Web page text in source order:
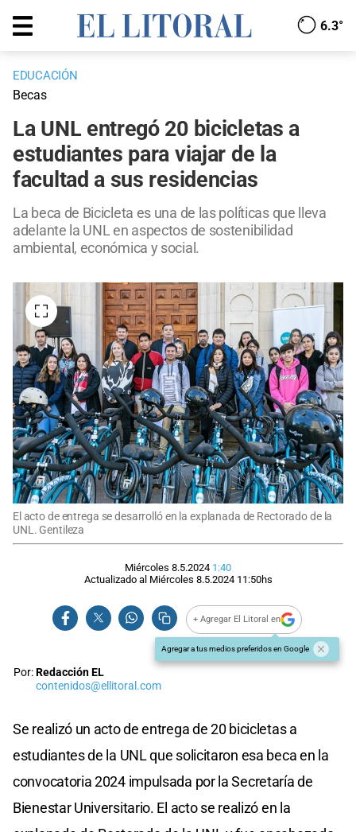
6.3°
EDUCACIÓN
Becas
La UNL entregó 20 bicicletas a
estudiantes para viajar de la
facultad a sus residencias
La beca de Bicicleta es una de las políticas que lleva
adelante la UNL en aspectos de sostenibilidad
ambiental, económica y social.
El acto de entrega se desarrolló en la explanada de Rectorado de la
UNL. Gentileza
Miércoles 8.5.2024 1:40
Actualizado al Miércoles 8.5.2024 11:50hs
+ Agregar El Litoral en
Agregar a tus medios preferidos en Google
Por:Redacción EL
contenidos@ellitoral.com
Se realizó un acto de entrega de 20 bicicletas a
estudiantes de la UNL que solicitaron esa beca en la
convocatoria 2024 impulsada por la Secretaría de
Bienestar Universitario. El acto se realizó en la